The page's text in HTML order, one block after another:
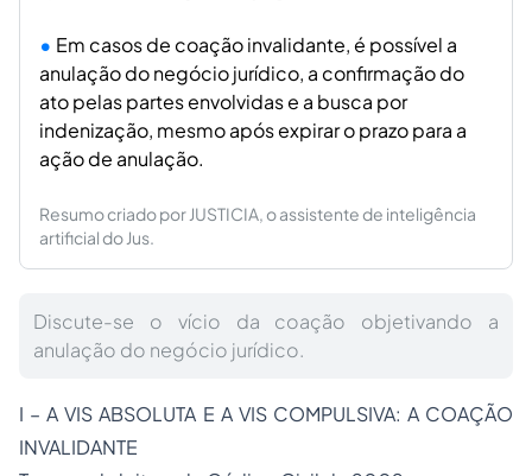
anulação do negócio jurídico, a confirmação do
ato pelas partes envolvidas e a busca por
indenização, mesmo após expirar o prazo para a
ação de anulação.
artificial do Jus.
anulação do negócio jurídico.
INVALIDANTE
Tem-se da leitura do Código Civil de 2002: